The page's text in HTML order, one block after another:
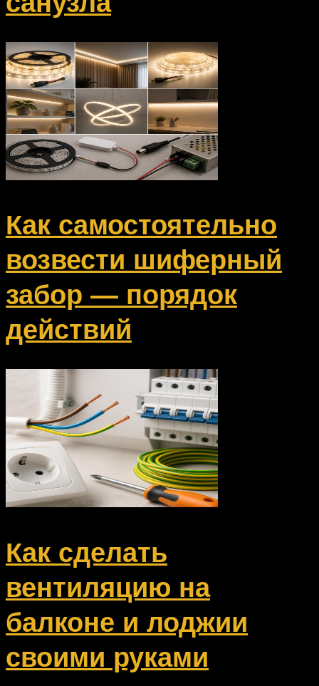
Как самостоятельно
возвести шиферный
забор — порядок
действий
Как сделать
вентиляцию на
балконе и лоджии
своими руками